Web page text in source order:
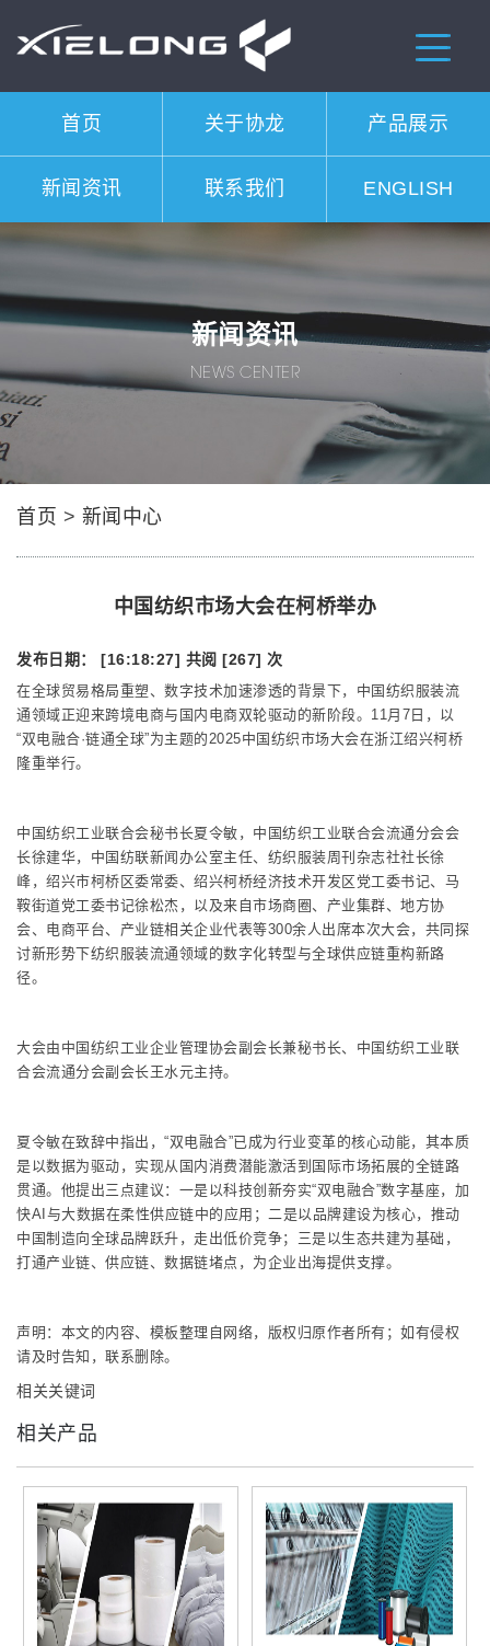
首页 关于协龙 产品展示
新闻资讯 联系我们 ENGLISH
新闻资讯
NEWS CENTER
首页 > 新闻中心
中国纺织市场大会在柯桥举办
发布日期： [16:18:27] 共阅 [267] 次
在全球贸易格局重塑、数字技术加速渗透的背景下，中国纺织服装流
通领域正迎来跨境电商与国内电商双轮驱动的新阶段。11月7日，以
“双电融合·链通全球”为主题的2025中国纺织市场大会在浙江绍兴柯桥
隆重举行。
中国纺织工业联合会秘书长夏令敏，中国纺织工业联合会流通分会会
长徐建华，中国纺联新闻办公室主任、纺织服装周刊杂志社社长徐
峰，绍兴市柯桥区委常委、绍兴柯桥经济技术开发区党工委书记、马
鞍街道党工委书记徐松杰，以及来自市场商圈、产业集群、地方协
会、电商平台、产业链相关企业代表等300余人出席本次大会，共同探
讨新形势下纺织服装流通领域的数字化转型与全球供应链重构新路
径。
大会由中国纺织工业企业管理协会副会长兼秘书长、中国纺织工业联
合会流通分会副会长王水元主持。
夏令敏在致辞中指出，“双电融合”已成为行业变革的核心动能，其本质
是以数据为驱动，实现从国内消费潜能激活到国际市场拓展的全链路
贯通。他提出三点建议：一是以科技创新夯实“双电融合”数字基座，加
快AI与大数据在柔性供应链中的应用；二是以品牌建设为核心，推动
中国制造向全球品牌跃升，走出低价竞争；三是以生态共建为基础，
打通产业链、供应链、数据链堵点，为企业出海提供支撑。
声明：本文的内容、模板整理自网络，版权归原作者所有；如有侵权
请及时告知，联系删除。
相关关键词
相关产品